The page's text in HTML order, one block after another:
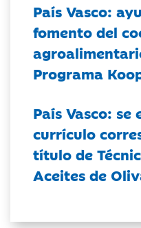
País Vasco:
fomento del
Programa
País Vasco: se
currículo
título de
Aceites de